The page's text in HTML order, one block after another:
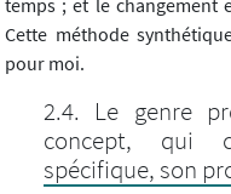
Cette méthode
pour moi.
Le genre
concept, qui
spécifique, son